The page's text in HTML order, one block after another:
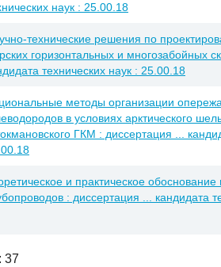
наук : 25.00.18
технические решения по
горизонтальных и многозабойных
технических наук : 25.00.18
методы организации
в условиях арктического
ГКМ : диссертация ...
и практическое
: диссертация ... кандидата
37